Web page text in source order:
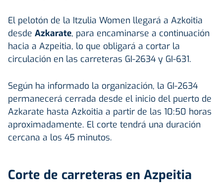
El pelotón de la Itzulia Women llegará a Azkoitia
desde Azkarate, para encaminarse a continuación
hacia a Azpeitia, lo que obligará a cortar la
circulación en las carreteras GI-2634 y GI-631.
Según ha informado la organización, la GI-2634
permanecerá cerrada desde el inicio del puerto de
Azkarate hasta Azkoitia a partir de las 10:50 horas
aproximadamente. El corte tendrá una duración
cercana a los 45 minutos.
Corte de carreteras en Azpeitia